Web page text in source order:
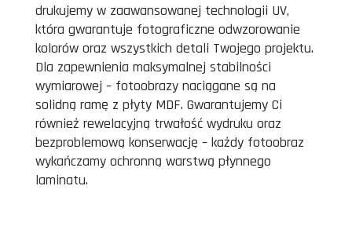
drukujemy w zaawansowanej technologii UV,
która gwarantuje fotograficzne odwzorowanie
kolorów oraz wszystkich detali Twojego projektu.
Dla zapewnienia maksymalnej stabilności
wymiarowej – fotoobrazy naciągane są na
solidną ramę z płyty MDF. Gwarantujemy Ci
również rewelacyjną trwałość wydruku oraz
bezproblemową konserwację – każdy fotoobraz
wykańczamy ochronną warstwą płynnego
laminatu.